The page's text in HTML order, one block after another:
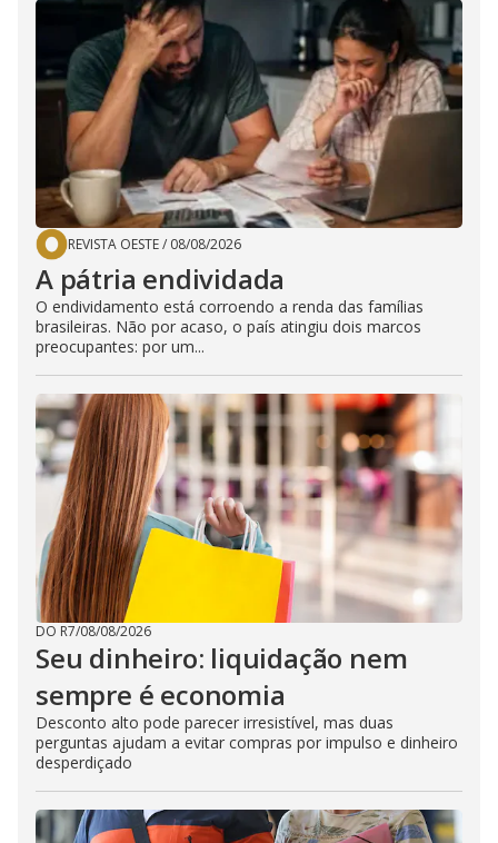
REVISTA OESTE/ 08/08/2026
A pátria endividada
O endividamento está corroendo a renda das famílias
brasileiras. Não por acaso, o país atingiu dois marcos
preocupantes: por um...
DO R7/08/08/2026
Seu dinheiro: liquidação nem
sempre é economia
Desconto alto pode parecer irresistível, mas duas
perguntas ajudam a evitar compras por impulso e dinheiro
desperdiçado